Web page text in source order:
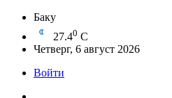
Баку
27.40 C
Четверг, 6 август 2026
Войти